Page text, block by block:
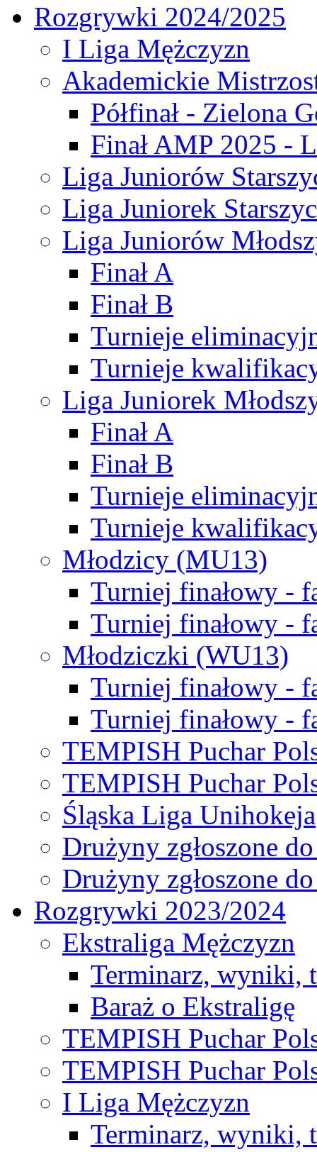
Rozgrywki 2024/2025
I Liga Mężczyzn
Akademickie
Półfinał - Zielona
Finał AMP 2025 -
Liga Juniorów
Liga Juniorek
Liga Juniorów
Finał A
Finał B
Turnieje
Turnieje
Liga Juniorek
Finał A
Finał B
Turnieje
Turnieje
Młodzicy (MU13)
Turniej finałowy -
Turniej finałowy -
Młodziczki (WU13)
Turniej finałowy -
Turniej finałowy -
TEMPISH Puchar
TEMPISH Puchar
Śląska Liga Unihokeja
Drużyny zgłoszone
Drużyny zgłoszone
Rozgrywki 2023/2024
Ekstraliga Mężczyzn
Terminarz, wyniki,
Baraż o Ekstraligę
TEMPISH Puchar
TEMPISH Puchar
I Liga Mężczyzn
Terminarz, wyniki,